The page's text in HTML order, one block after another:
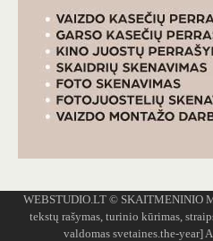
WEBSTUDIO.LT © SKAITMENINIO
tekstų rašymas, turinio kūrimas,
valdomas svetaines.the-year]